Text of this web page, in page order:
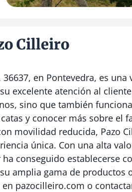
Cilleiro
en Pontevedra, es
excelente atención al
sino que también
y conocer más sobre el
movilidad reducida, Pazo
única. Con una alta
conseguido establecerse
amplia gama de productos
pazocilleiro.com o